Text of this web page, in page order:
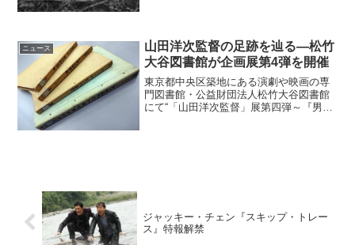
ニュース
山田洋次監督の足跡を辿る―松竹
大谷図書館が企画展第4弾を開催
東京都中央区築地にある演劇や映画の専
門図書館・公益財団法人松竹大谷図書館
にて“「山田洋次監督」展第四弾～『男は
ジャッキー・チェン『スキップ・トレー
ス』特報解禁